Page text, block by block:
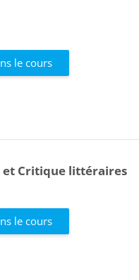
le cours
et Critique littéraires
le cours